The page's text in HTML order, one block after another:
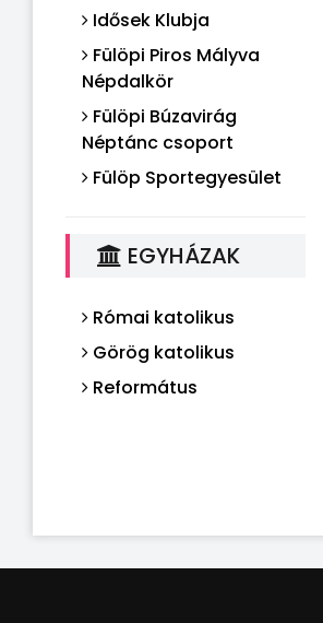
Idősek Klubja
Fülöpi Piros Mályva
Népdalkör
Fülöpi Búzavirág
Néptánc csoport
Fülöp Sportegyesület
EGYHÁZAK
Római katolikus
Görög katolikus
Református